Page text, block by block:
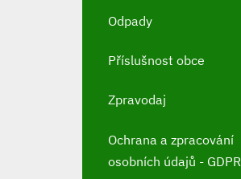
Odpady
Příslušnost obce
Zpravodaj
Ochrana a zpracování
osobních údajů - GDPR